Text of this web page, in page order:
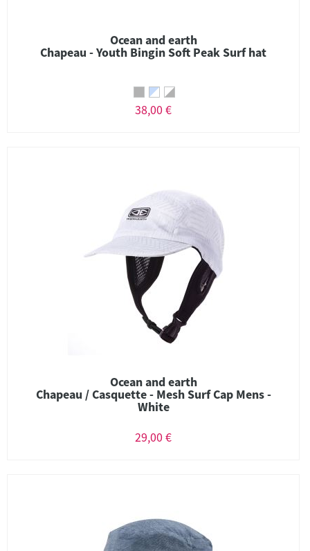
Ocean and earth
Chapeau - Youth Bingin Soft Peak Surf hat
38,00 €
Ocean and earth
Chapeau / Casquette - Mesh Surf Cap Mens -
White
29,00 €